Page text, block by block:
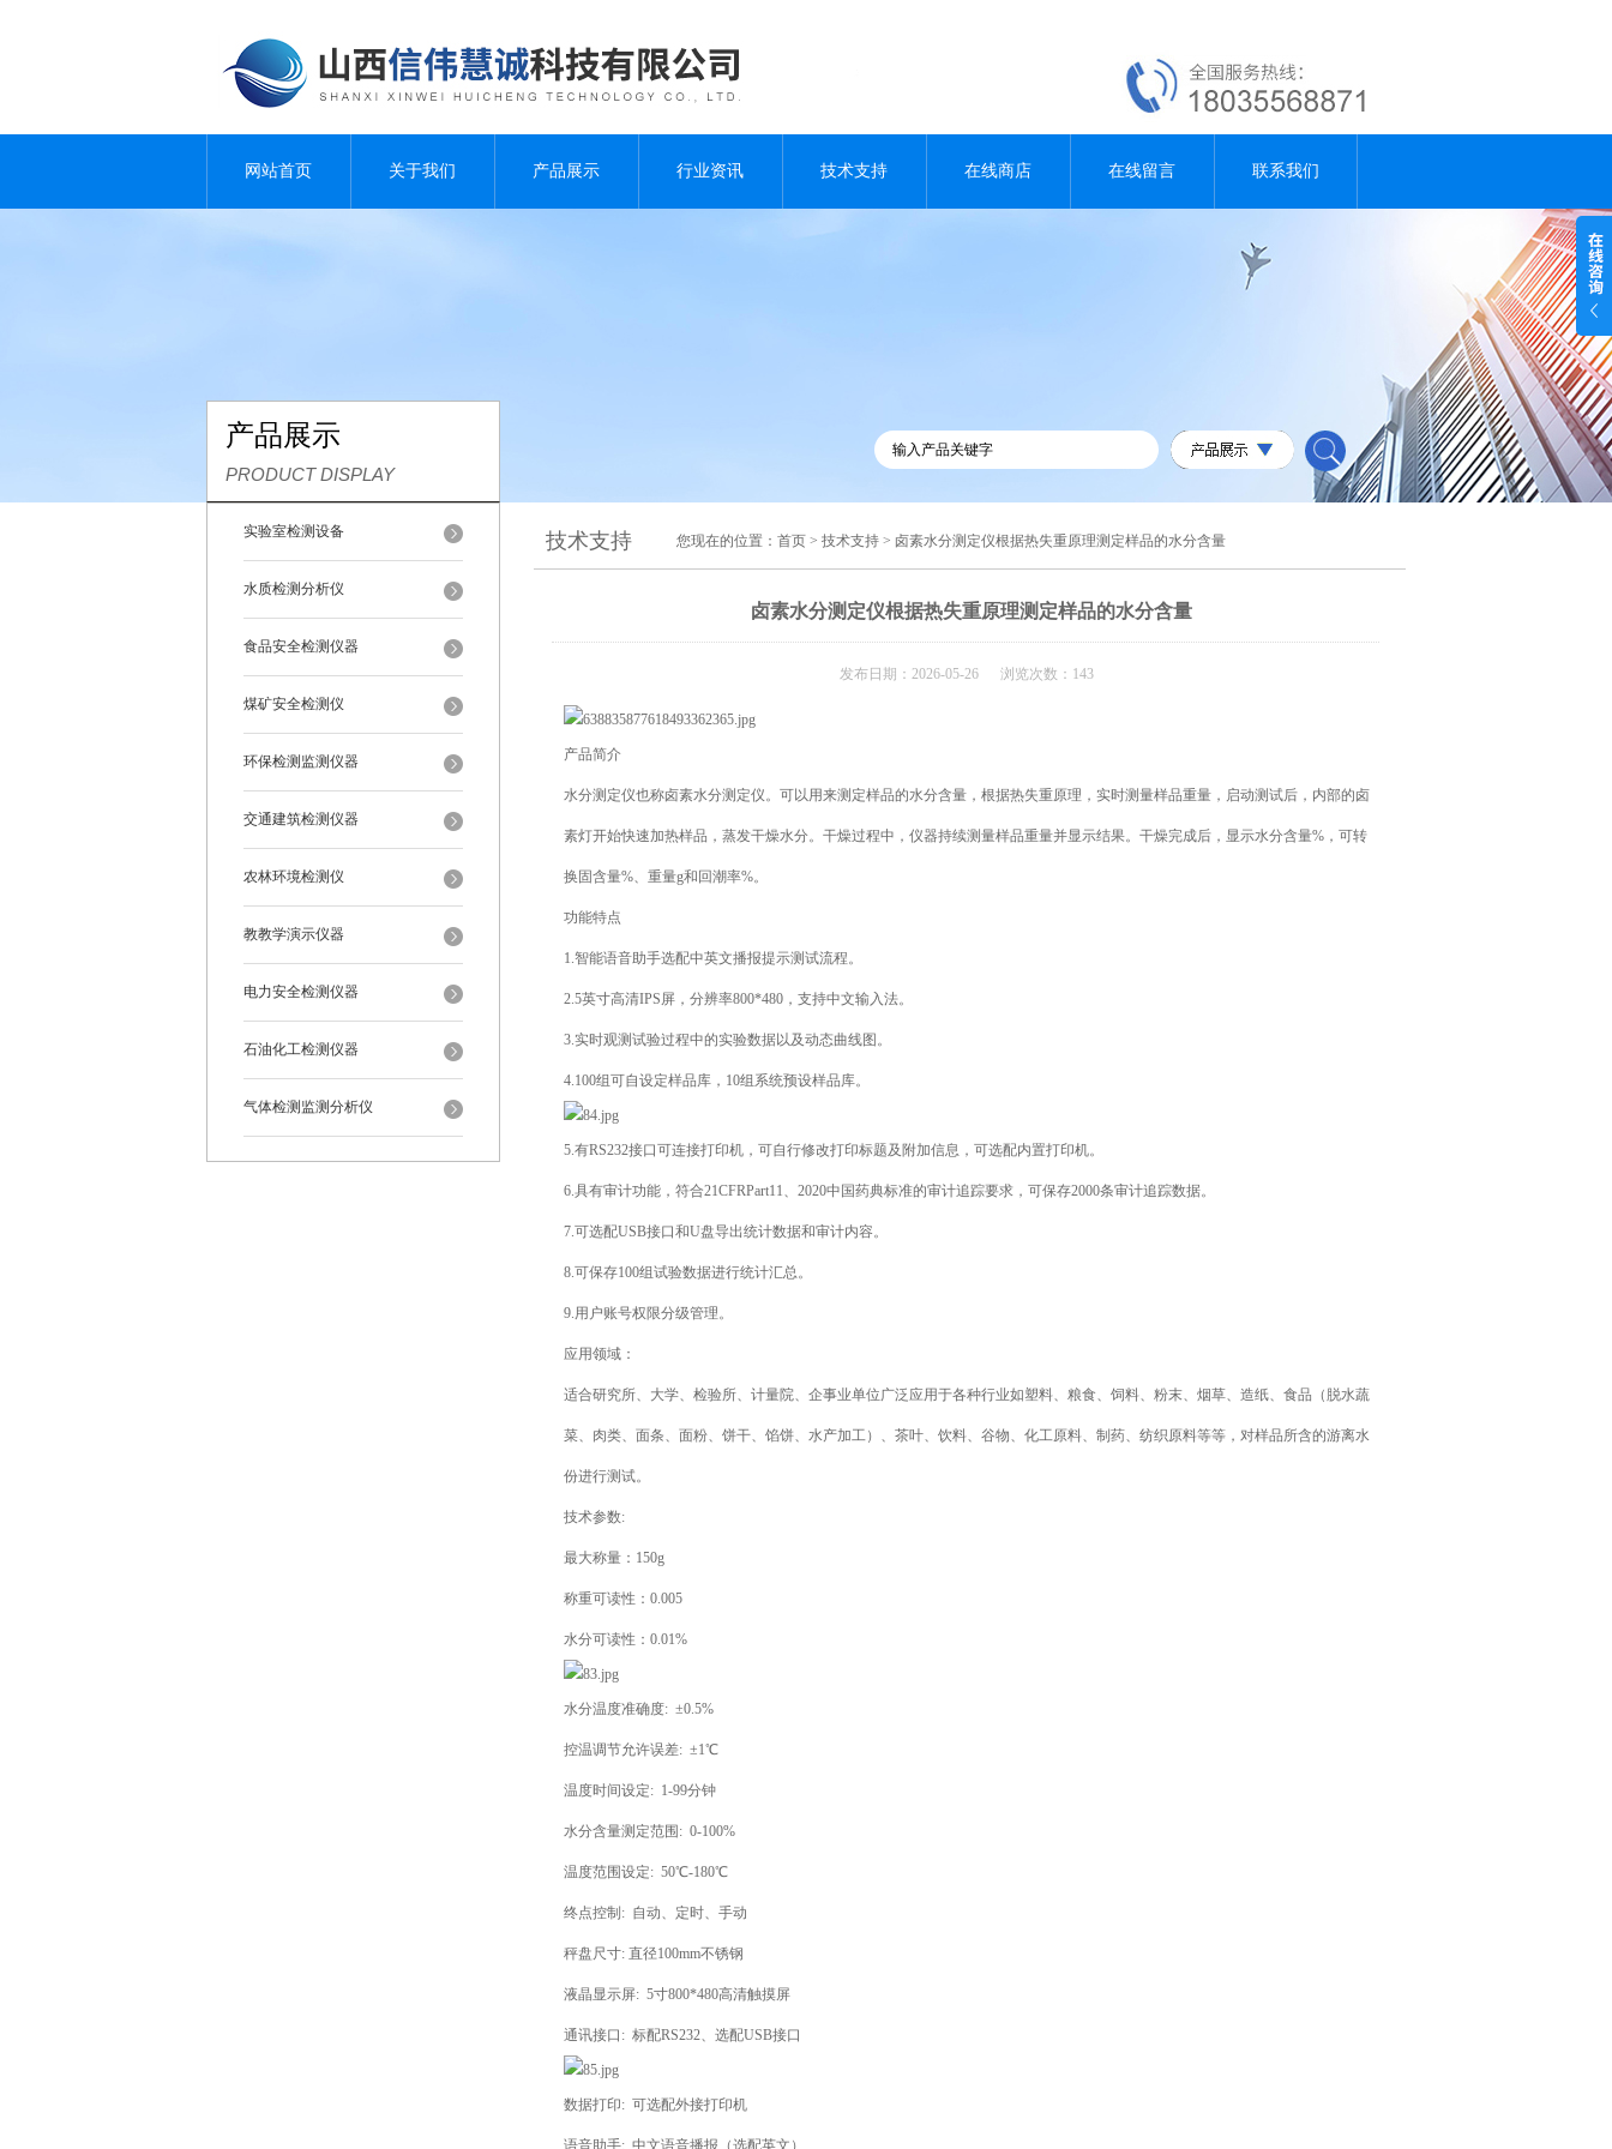
网站首页 关于我们 产品展示 行业资讯 技术支持 在线商店 在线留言 联系我们
产品展示
PRODUCT DISPLAY
实验室检测设备
水质检测分析仪
食品安全检测仪器
煤矿安全检测仪
环保检测监测仪器
交通建筑检测仪器
农林环境检测仪
教教学演示仪器
电力安全检测仪器
石油化工检测仪器
气体检测监测分析仪
技术支持 您现在的位置： 首页 > 技术支持 > 卤素水分测定仪根据热失重原理测定样品的水分含量
卤素水分测定仪根据热失重原理测定样品的水分含量
发布日期：2026-05-26 浏览次数：143
产品简介
水分测定仪也称卤素水分测定仪。可以用来测定样品的水分含量，根据热失重原理，实时测量样品重量，启动测试后，内部的卤
素灯开始快速加热样品，蒸发干燥水分。干燥过程中，仪器持续测量样品重量并显示结果。干燥完成后，显示水分含量%，可转
换固含量%、重量g和回潮率%。
功能特点
1.智能语音助手选配中英文播报提示测试流程。
2.5英寸高清IPS屏，分辨率800*480，支持中文输入法。
3.实时观测试验过程中的实验数据以及动态曲线图。
4.100组可自设定样品库，10组系统预设样品库。
5.有RS232接口可连接打印机，可自行修改打印标题及附加信息，可选配内置打印机。
6.具有审计功能，符合21CFRPart11、2020中国药典标准的审计追踪要求，可保存2000条审计追踪数据。
7.可选配USB接口和U盘导出统计数据和审计内容。
8.可保存100组试验数据进行统计汇总。
9.用户账号权限分级管理。
应用领域：
适合研究所、大学、检验所、计量院、企事业单位广泛应用于各种行业如塑料、粮食、饲料、粉末、烟草、造纸、食品（脱水蔬
菜、肉类、面条、面粉、饼干、馅饼、水产加工）、茶叶、饮料、谷物、化工原料、制药、纺织原料等等，对样品所含的游离水
份进行测试。
技术参数:
最大称量：150g
称重可读性：0.005
水分可读性：0.01%
水分温度准确度: ±0.5%
控温调节允许误差: ±1℃
温度时间设定: 1-99分钟
水分含量测定范围: 0-100%
温度范围设定: 50℃-180℃
终点控制: 自动、定时、手动
秤盘尺寸: 直径100mm不锈钢
液晶显示屏: 5寸800*480高清触摸屏
通讯接口: 标配RS232、选配USB接口
数据打印: 可选配外接打印机
语音助手: 中文语音播报（选配英文）